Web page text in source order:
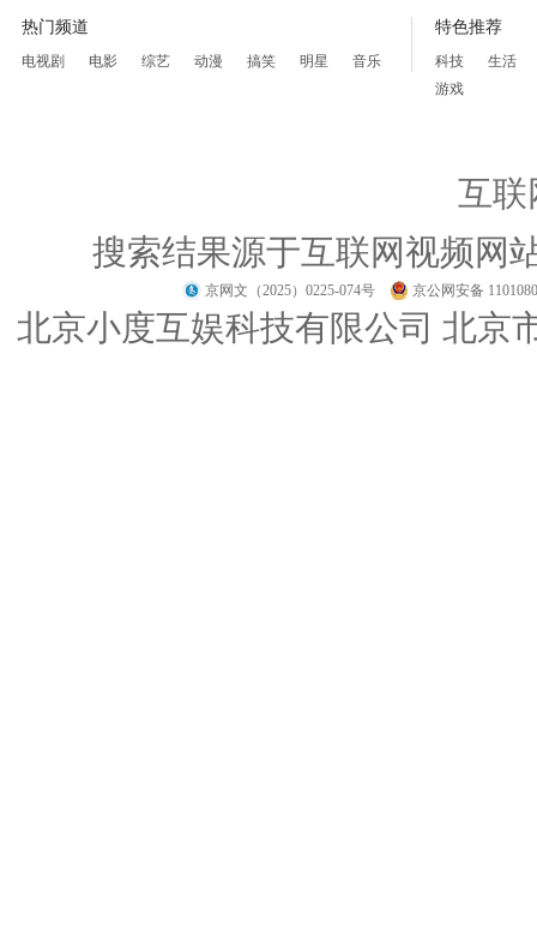
热门频道
电视剧 电影 综艺 动漫 搞笑 明星 音乐
特色推荐
科技
生活
游戏
互联
搜索结果源于互联网视频网
京网文（2025）0225-074号 京公网安备
北京小度互娱科技有限公司 北京